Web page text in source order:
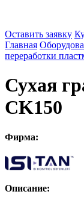
Оставить заявку
Главная
переработки
Сухая
CK150
Фирма:
Описание: